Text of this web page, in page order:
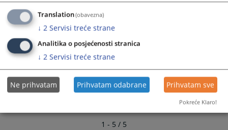
1 - 5 / 5
Translation(obavezna)
↓ 2 Servisi treće strane
Analitika o posjećenosti stranica
↓ 2 Servisi treće strane
Ne prihvatam Prihvatam odabrane Prihvatam sve
Pokreće Klaro!